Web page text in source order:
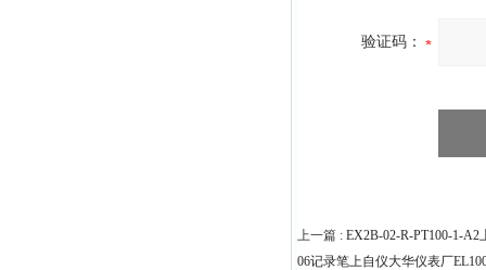
验证码：
上一篇 : EX2B-02-R-PT100-1-
06记录笔上自仪大华仪表厂